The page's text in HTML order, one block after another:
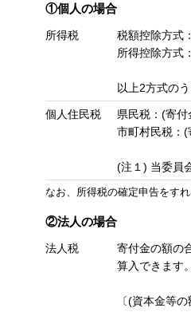
①個人の場合
所得税
税額控除方式
所得控除方式
以上2方式の
個人住民税
県民税：(寄
市町村民税：
(注１) 当委員
なお、所得税の確定申告をす
②法人の場合
法人税
寄付金の額の
算入できます
〔(資本金等